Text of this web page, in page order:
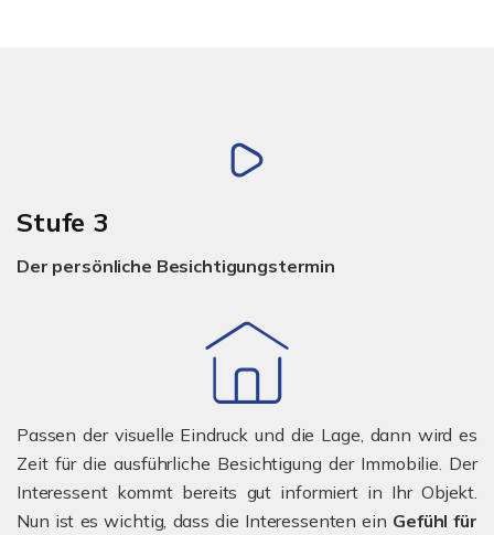
Stufe 3
Der persönliche Besichtigungstermin
Passen der visuelle Eindruck und die Lage, dann wird es
Zeit für die ausführliche Besichtigung der Immobilie. Der
Interessent kommt bereits gut informiert in Ihr Objekt.
Nun ist es wichtig, dass die Interessenten ein Gefühl für